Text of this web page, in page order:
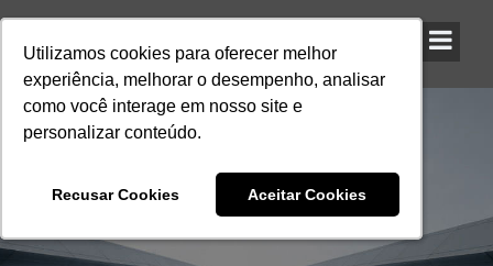
Utilizamos cookies para oferecer melhor
experiência, melhorar o desempenho, analisar
como você interage em nosso site e
personalizar conteúdo.
Recusar Cookies Aceitar Cookies
Utilizamos cookies para oferecer melhor
experiência, melhorar o desempenho, analisar
como você interage em nosso site e
personalizar conteúdo.
Recusar Cookies Aceitar Cookies
Utilizamos cookies para oferecer melhor
experiência, melhorar o desempenho, analisar
como você interage em nosso site e
personalizar conteúdo.
Recusar Cookies Aceitar Cookies